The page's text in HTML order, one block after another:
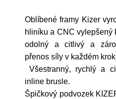
Oblíbené framy Kizer
hliníku a CNC vylepšený
odolný a citlivý a
přenos síly v každém
Všestranný, rychlý a
inline brusle.
Špičkový podvozek